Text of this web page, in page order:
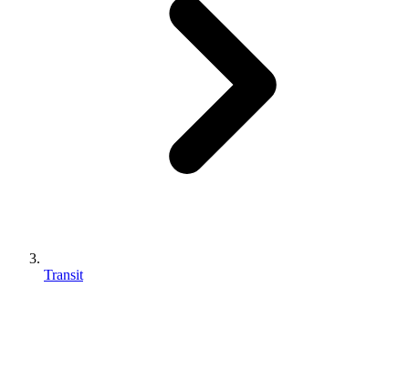
Transit